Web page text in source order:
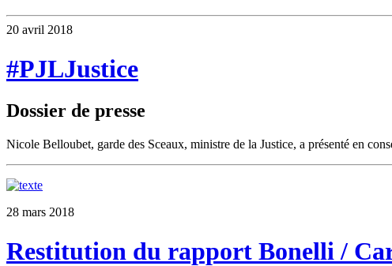
20 avril 2018
#PJLJustice
Dossier de presse
Nicole Belloubet, garde des Sceaux, ministre de la Justice, a présenté en
28 mars 2018
Restitution du rapport Bonelli /